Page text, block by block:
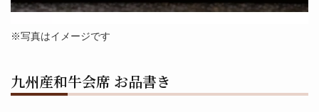
※写真はイメージです
九州産和牛会席 お品書き